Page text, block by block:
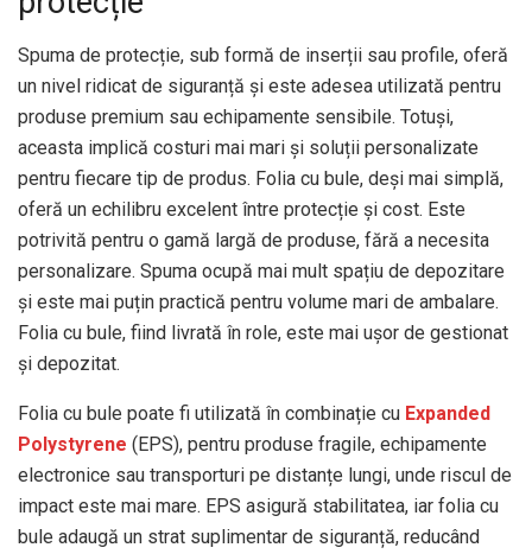
Spuma de protecție, sub formă de inserții sau profile, oferă
un nivel ridicat de siguranță și este adesea utilizată pentru
produse premium sau echipamente sensibile. Totuși,
aceasta implică costuri mai mari și soluții personalizate
pentru fiecare tip de produs. Folia cu bule, deși mai simplă,
oferă un echilibru excelent între protecție și cost. Este
potrivită pentru o gamă largă de produse, fără a necesita
personalizare. Spuma ocupă mai mult spațiu de depozitare
și este mai puțin practică pentru volume mari de ambalare.
Folia cu bule, fiind livrată în role, este mai ușor de gestionat
și depozitat.
Folia cu bule poate fi utilizată în combinație cu Expanded
Polystyrene (EPS), pentru produse fragile, echipamente
electronice sau transporturi pe distanțe lungi, unde riscul de
impact este mai mare. EPS asigură stabilitatea, iar folia cu
bule adaugă un strat suplimentar de siguranță, reducând